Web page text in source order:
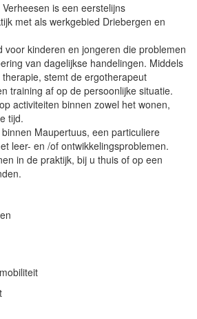
is een eerstelijns
met als werkgebied Driebergen en
voor kinderen en jongeren die problemen
van dagelijkse handelingen. Middels
stemt de ergotherapeut
training af op de persoonlijke situatie.
activiteiten binnen zowel het wonen,
tijd.
Maupertuus, een particuliere
leer- en /of ontwikkelingsproblemen.
in de praktijk, bij u thuis of op een